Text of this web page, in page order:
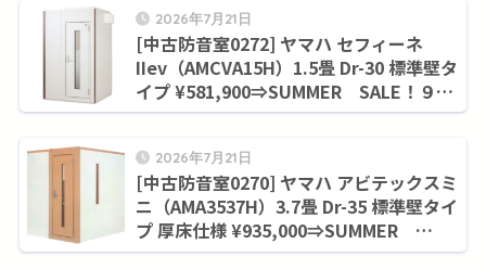
2026年7月21日
[中古防音室0272] ヤマハ セフィーネ
IIev（AMCVA15H）1.5畳 Dr-30 標準壁タ
イプ ¥581,900⇒SUMMER SALE！９月
末まで¥506,000
2026年7月21日
[中古防音室0270] ヤマハ アビテックスミ
ニ（AMA3537H）3.7畳 Dr-35 標準壁タイ
プ 厚床仕様 ¥935,000⇒SUMMER
SALE！９月末まで¥858,000